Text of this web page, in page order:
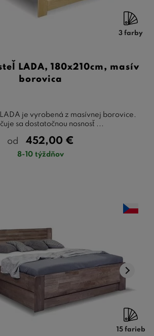
3 farby
LADA, 180x210cm, masív
borovica
je vyrobená z masívnej borovice.
sa dostatočnou nosnosť ...
od 452,00 €
8-10 týždňov
15 farieb